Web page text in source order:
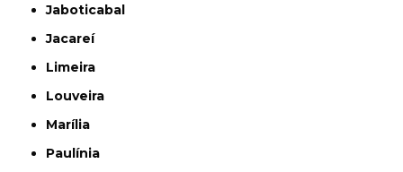
Jaboticabal
Jacareí
Limeira
Louveira
Marília
Paulínia